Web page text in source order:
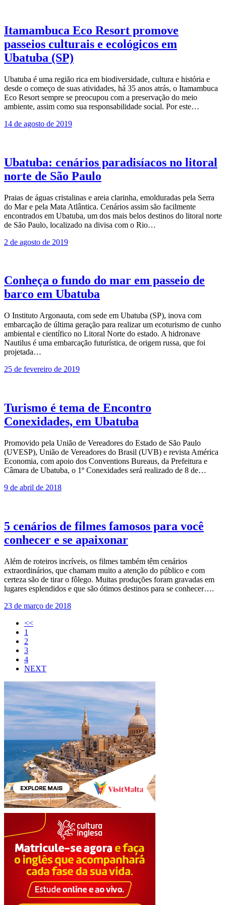
Itamambuca Eco Resort promove
passeios culturais e ecológicos em
Ubatuba (SP)
Ubatuba é uma região rica em biodiversidade, cultura e história e
desde o começo de suas atividades, há 35 anos atrás, o Itamambuca
Eco Resort sempre se preocupou com a preservação do meio
ambiente, assim como sua responsabilidade social. Por este…
14 de agosto de 2019
Ubatuba: cenários paradisíacos no litoral
norte de São Paulo
Praias de águas cristalinas e areia clarinha, emolduradas pela Serra
do Mar e pela Mata Atlântica. Cenários assim são facilmente
encontrados em Ubatuba, um dos mais belos destinos do litoral norte
de São Paulo, localizado na divisa com o Rio…
2 de agosto de 2019
Conheça o fundo do mar em passeio de
barco em Ubatuba
O Instituto Argonauta, com sede em Ubatuba (SP), inova com
embarcação de última geração para realizar um ecoturismo de cunho
ambiental e científico no Litoral Norte do estado. A hidronave
Nautilus é uma embarcação futurística, de origem russa, que foi
projetada…
25 de fevereiro de 2019
Turismo é tema de Encontro
Conexidades, em Ubatuba
Promovido pela União de Vereadores do Estado de São Paulo
(UVESP), União de Vereadores do Brasil (UVB) e revista América
Economia, com apoio dos Conventions Bureaus, da Prefeitura e
Câmara de Ubatuba, o 1º Conexidades será realizado de 8 de…
9 de abril de 2018
5 cenários de filmes famosos para você
conhecer e se apaixonar
Além de roteiros incríveis, os filmes também têm cenários
extraordinários, que chamam muito a atenção do público e com
certeza são de tirar o fôlego. Muitas produções foram gravadas em
lugares esplendidos e que são ótimos destinos para se conhecer….
23 de março de 2018
<<
1
2
3
4
NEXT